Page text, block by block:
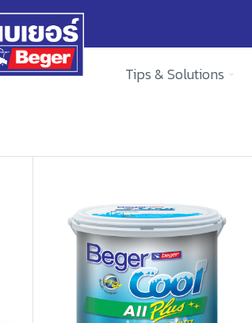
Tips & Solutions